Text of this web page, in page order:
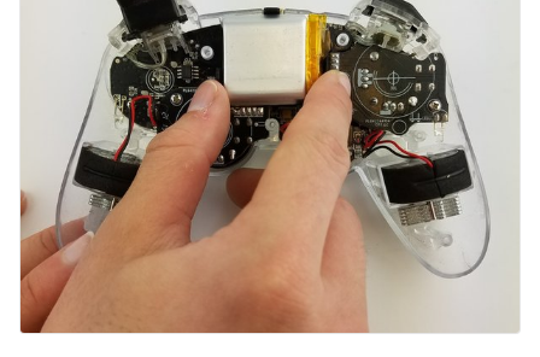
Abbrechen Kommentieren